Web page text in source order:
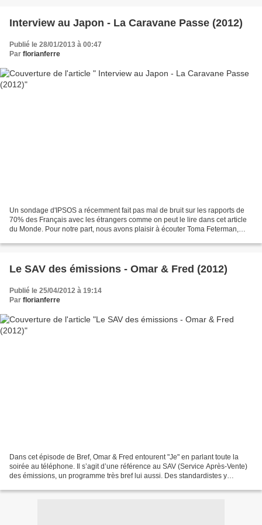
Interview au Japon - La Caravane Passe (2012)
Publié le 28/01/2013 à 00:47
Par florianferre
Un sondage d'IPSOS a récemment fait pas mal de bruit sur les rapports de
70% des Français avec les étrangers comme on peut le lire dans cet article
du Monde. Pour notre part, nous avons plaisir à écouter Toma Feterman,
Le SAV des émissions - Omar & Fred (2012)
Publié le 25/04/2012 à 19:14
Par florianferre
Dans cet épisode de Bref, Omar & Fred entourent "Je" en parlant toute la
soirée au téléphone. Il s’agit d’une référence au SAV (Service Après-Vente)
des émissions, un programme très bref lui aussi. Des standardistes y